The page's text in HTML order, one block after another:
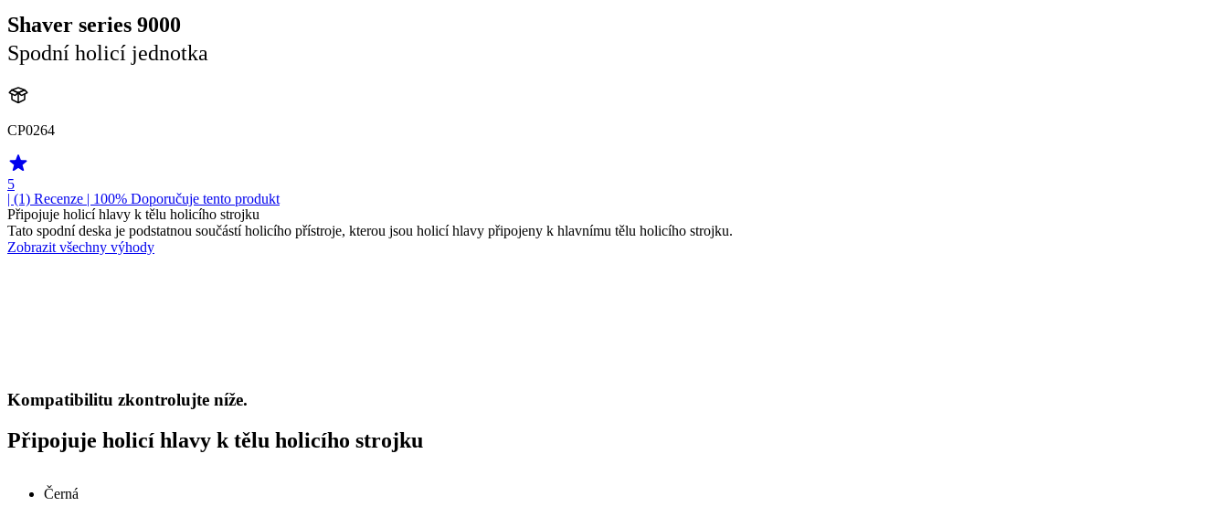
Shaver series 9000
Spodní holicí jednotka
CP0264
5
| (1) Recenze | 100% Doporučuje tento produkt
Připojuje holicí hlavy k tělu holicího strojku
Tato spodní deska je podstatnou součástí holicího přístroje, kterou jsou holicí hlavy připojeny k hlavnímu tělu holicího strojku.
Zobrazit všechny výhody
Kompatibilitu zkontrolujte níže.
Připojuje holicí hlavy k tělu holicího strojku
Černá